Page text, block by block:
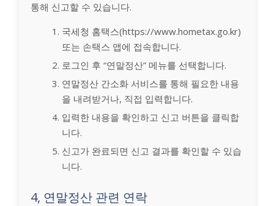
통해 신고할 수 있습니다.
국세청 홈택스(https://www.hometax.go.kr)
또는 손택스 앱에 접속합니다.
로그인 후 “연말정산” 메뉴를 선택합니다.
연말정산 간소화 서비스를 통해 필요한 내용
을 내려받거나, 직접 입력합니다.
입력한 내용을 확인하고 신고 버튼을 클릭합
니다.
신고가 완료되면 신고 결과를 확인할 수 있습
니다.
4, 연말정산 관련 연락